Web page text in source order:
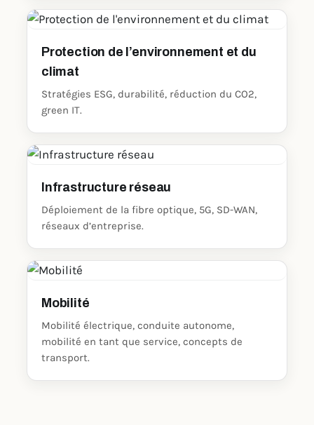
Protection de l’environnement et du
climat
Stratégies ESG, durabilité, réduction du CO2,
green IT.
Infrastructure réseau
Déploiement de la fibre optique, 5G, SD-WAN,
réseaux d’entreprise.
Mobilité
Mobilité électrique, conduite autonome,
mobilité en tant que service, concepts de
transport.